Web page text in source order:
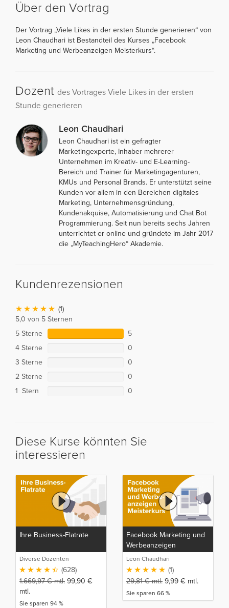
Über den Vortrag
Der Vortrag „Viele Likes in der ersten Stunde generieren“ von
Leon Chaudhari ist Bestandteil des Kurses „Facebook
Marketing und Werbeanzeigen Meisterkurs“.
Dozent des Vortrages Viele Likes in der ersten
Stunde generieren
Leon Chaudhari
Leon Chaudhari ist ein gefragter
Marketingexperte, Inhaber mehrerer
Unternehmen im Kreativ- und E-Learning-
Bereich und Trainer für Marketingagenturen,
KMUs und Personal Brands. Er unterstützt seine
Kunden vor allem in den Bereichen digitales
Marketing, Unternehmensgründung,
Kundenakquise, Automatisierung und Chat Bot
Programmierung. Seit nun bereits sechs Jahren
unterrichtet er online und gründete im Jahr 2017
die „MyTeachingHero“ Akademie.
Kundenrezensionen
(1)
5,0 von 5 Sternen
5 Sterne
5
4 Sterne
0
3 Sterne
0
2 Sterne
0
1 Stern
0
Diese Kurse könnten Sie
interessieren
Ihre Business-Flatrate
Diverse Dozenten
(628)
1.669,97€mtl. 99,90 €
mtl.
Sie sparen 94 %
Facebook Marketing und
Werbeanzeigen
Meisterkurs
Leon Chaudhari
(1)
29,81€mtl. 9,99 € mtl.
Sie sparen 66 %